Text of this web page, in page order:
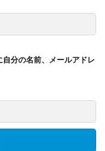
分の名前、メールアドレ